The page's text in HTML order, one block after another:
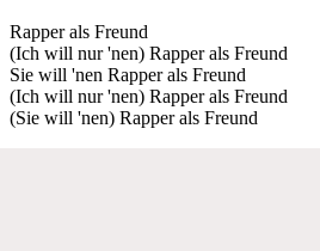
Rapper als Freund
(Ich will nur 'nen) Rapper als Freund
Sie will 'nen Rapper als Freund
(Ich will nur 'nen) Rapper als Freund
(Sie will 'nen) Rapper als Freund